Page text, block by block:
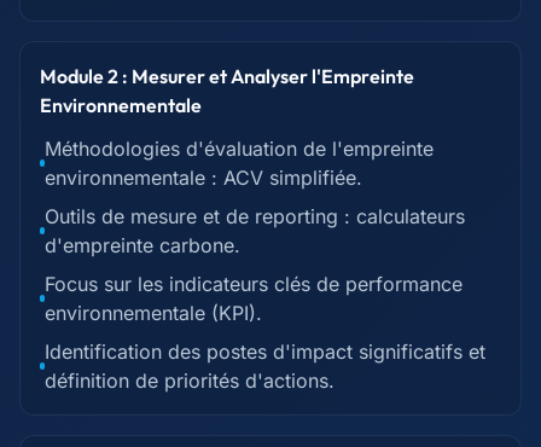
Module 2 : Mesurer et Analyser l'Empreinte
Environnementale
Méthodologies d'évaluation de l'empreinte
environnementale : ACV simplifiée.
Outils de mesure et de reporting : calculateurs
d'empreinte carbone.
Focus sur les indicateurs clés de performance
environnementale (KPI).
Identification des postes d'impact significatifs et
définition de priorités d'actions.